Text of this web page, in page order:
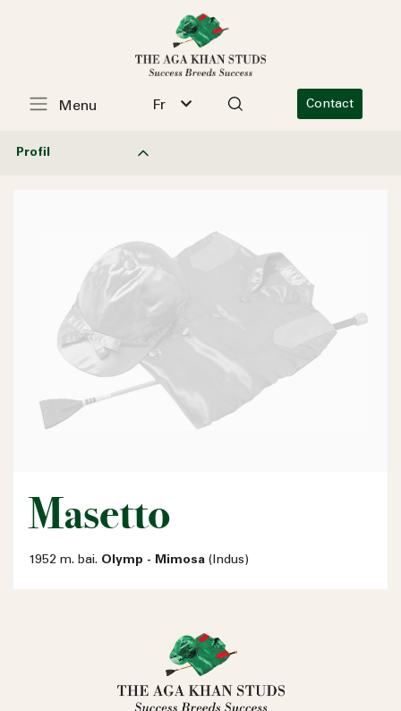
Fr Contact
Menu
Profil
Masetto
1952 m. bai. Olymp - Mimosa (Indus)